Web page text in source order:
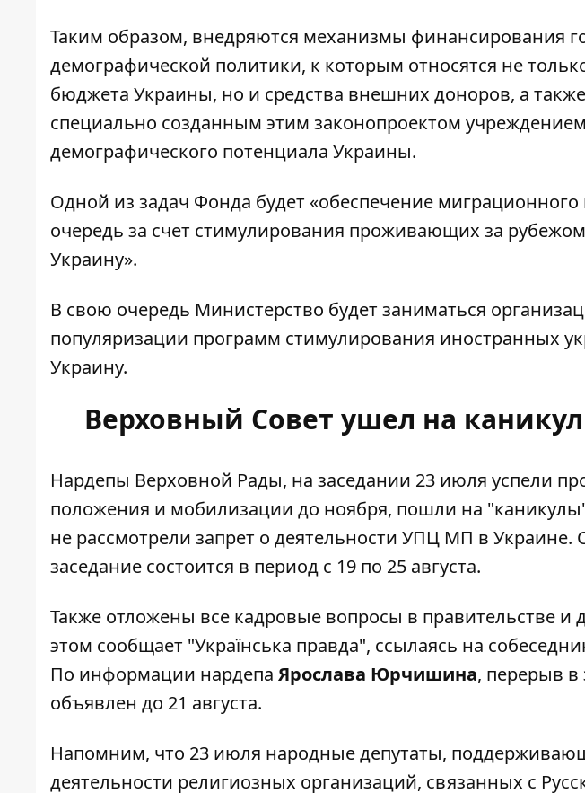
Таким образом, внедряются механизмы финансирования
демографической политики, к которым относятся не
бюджета Украины, но и средства внешних доноров, а
специально созданным этим законопроектом
демографического потенциала Украины.
Одной из задач Фонда будет «обеспечение
очередь за счет стимулирования проживающих за
Украину».
В свою очередь Министерство будет заниматься
популяризации программ стимулирования иностранных
Украину.
Верховный Совет ушел на
Нардепы Верховной Рады, на заседании 23 июля успели
положения и мобилизации до ноября, пошли на
не рассмотрели запрет о деятельности УПЦ МП в
заседание состоится в период с 19 по 25 августа.
Также отложены все кадровые вопросы в правительстве
этом сообщает "Українська правда", ссылаясь на
По информации нардепа Ярослава Юрчишина, перерыв в
объявлен до 21 августа.
Напомним, что 23 июля народные депутаты,
деятельности религиозных организаций, связанных с